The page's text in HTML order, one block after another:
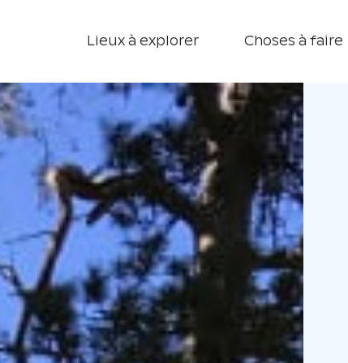
Lieux à explorer Choses à faire